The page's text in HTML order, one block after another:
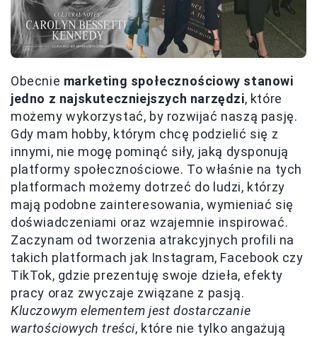
Obecnie marketing społecznościowy stanowi
jedno z najskuteczniejszych narzędzi, które
możemy wykorzystać, by rozwijać naszą pasję.
Gdy mam hobby, którym chcę podzielić się z
innymi, nie mogę pominąć siły, jaką dysponują
platformy społecznościowe. To właśnie na tych
platformach możemy dotrzeć do ludzi, którzy
mają podobne zainteresowania, wymieniać się
doświadczeniami oraz wzajemnie inspirować.
Zaczynam od tworzenia atrakcyjnych profili na
takich platformach jak Instagram, Facebook czy
TikTok, gdzie prezentuję swoje dzieła, efekty
pracy oraz zwyczaje związane z pasją.
Kluczowym elementem jest dostarczanie
wartościowych treści, które nie tylko angażują